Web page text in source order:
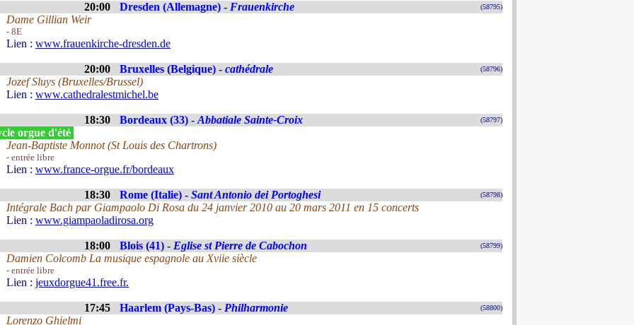
20:00 Dresden (Allemagne) - Frauenkirche (58795)
Dame Gillian Weir
- 8E
Lien : www.frauenkirche-dresden.de
20:00 Bruxelles (Belgique) - cathédrale (58796)
Jozef Sluys (Bruxelles/Brussel)
Lien : www.cathedralestmichel.be
18:30 Bordeaux (33) - Abbatiale Sainte-Croix (58797)
orgue d'été
Jean-Baptiste Monnot (St Louis des Chartrons)
- entrée libre
Lien : www.france-orgue.fr/bordeaux
18:30 Rome (Italie) - Sant Antonio dei Portoghesi (58798)
Intégrale Bach par Giampaolo Di Rosa du 24 janvier 2010 au 20 mars 2011 en 15 concerts
Lien : www.giampaoladirosa.org
18:00 Blois (41) - Eglise st Pierre de Cabochon (58799)
Damien Colcomb La musique espagnole au Xviie siècle
- entrée libre
Lien : jeuxdorgue41.free.fr.
17:45 Haarlem (Pays-Bas) - Philharmonie (58800)
Lorenzo Ghielmi